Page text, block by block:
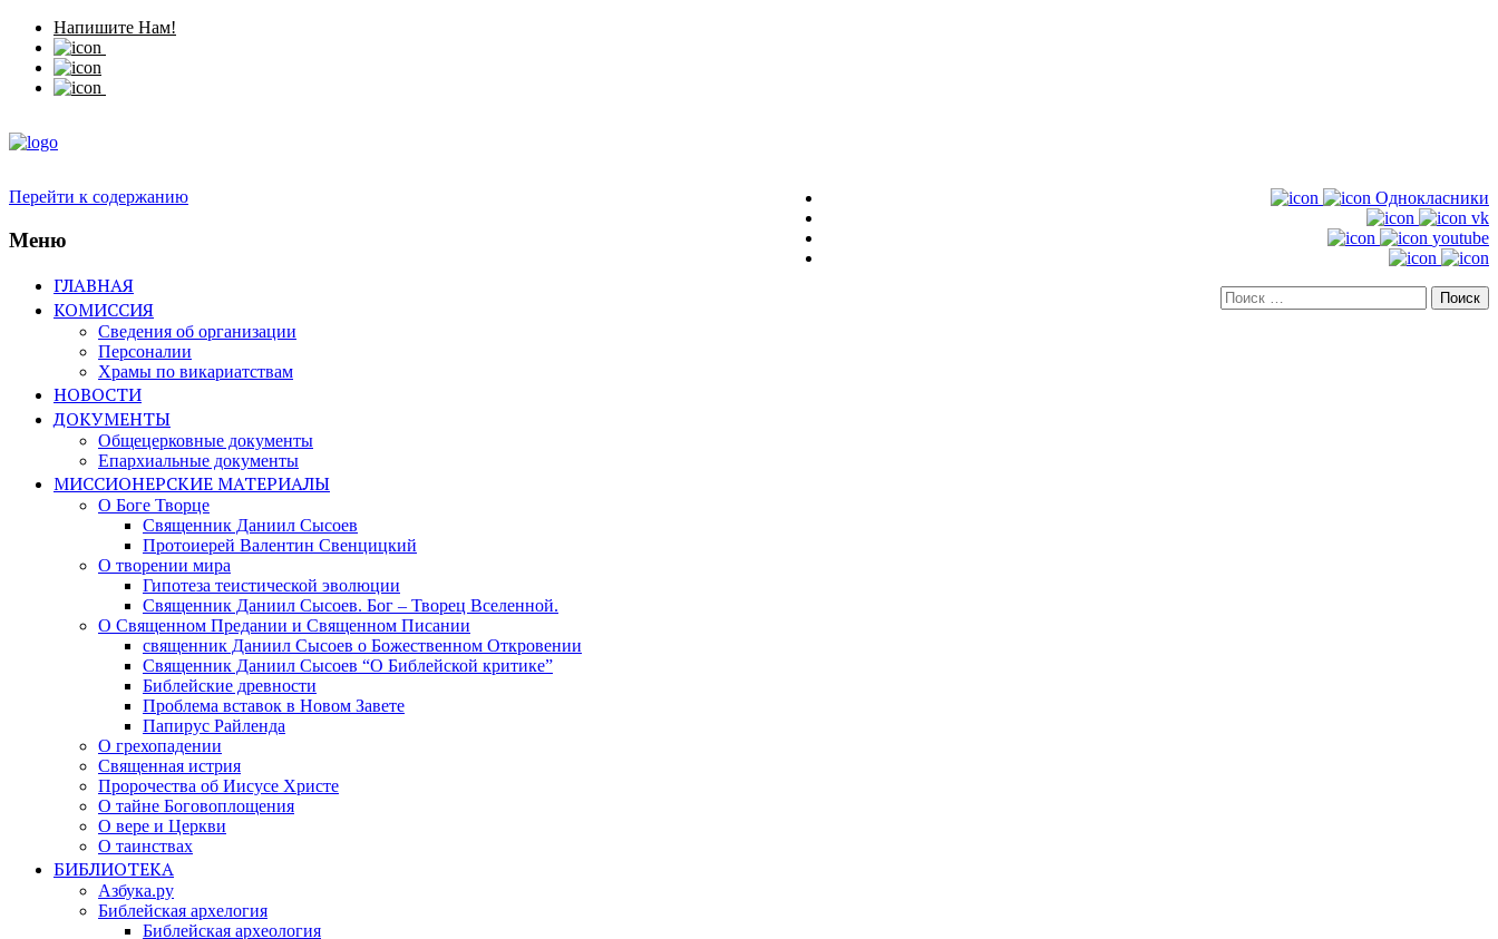
Напишите Нам!
Однокласники
vk
youtube
Искать:
Перейти к содержанию
Меню
ГЛАВНАЯ
КОМИССИЯ
Сведения об организации
Персоналии
Храмы по викариатствам
НОВОСТИ
ДОКУМЕНТЫ
Общецерковные документы
Епархиальные документы
МИССИОНЕРСКИЕ МАТЕРИАЛЫ
О Боге Творце
Священник Даниил Сысоев
Протоиерей Валентин Свенцицкий
О творении мира
Гипотеза теистической эволюции
Священник Даниил Сысоев. Бог – Творец Вселенной.
О Священном Предании и Священном Писании
священник Даниил Сысоев о Божественном Откровении
Священник Даниил Сысоев “О Библейской критике”
Библейские древности
Проблема вставок в Новом Завете
Папирус Райленда
О грехопадении
Священная истрия
Пророчества об Иисусе Христе
О тайне Боговоплощения
О вере и Церкви
О таинствах
БИБЛИОТЕКА
Азбука.ру
Библейская архелогия
Библейская археология